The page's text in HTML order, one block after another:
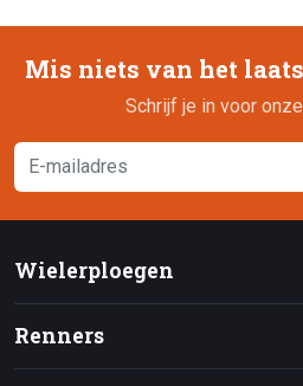
Mis niets van het
Schrijf je in voor
Wielerploegen
Renners